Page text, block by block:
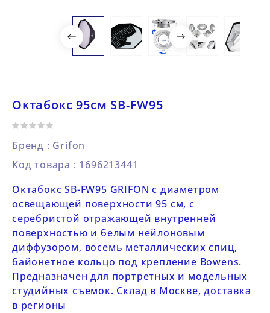
Октабокс 95см SB-FW95
Бренд : Grifon
Код товара : 1696213441
Октабокс SB-FW95 GRIFON с диаметром
освещающей поверхности 95 см, с
серебристой отражающей внутренней
поверхностью и белым нейлоновым
диффузором, восемь металлических спиц,
байонетное кольцо под крепление Bowens.
Предназначен для портретных и модельных
студийных съемок. Склад в Москве, доставка
в регионы